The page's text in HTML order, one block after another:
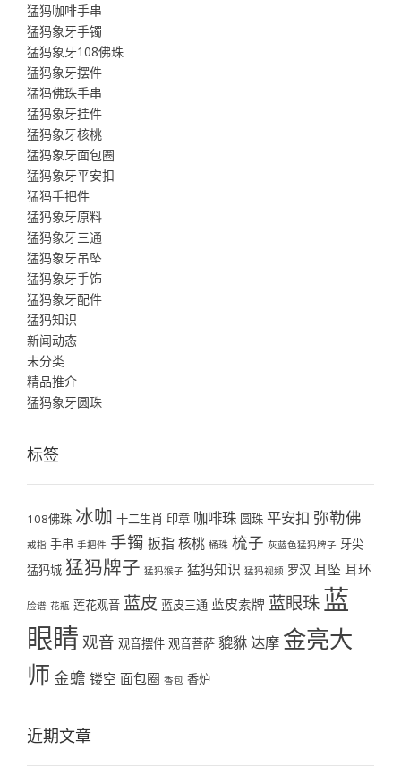
猛犸咖啡手串
猛犸象牙手镯
猛犸象牙108佛珠
猛犸象牙摆件
猛犸佛珠手串
猛犸象牙挂件
猛犸象牙核桃
猛犸象牙面包圈
猛犸象牙平安扣
猛犸手把件
猛犸象牙原料
猛犸象牙三通
猛犸象牙吊坠
猛犸象牙手饰
猛犸象牙配件
猛犸知识
新闻动态
未分类
精品推介
猛犸象牙圆珠
标签
108佛珠 冰咖 十二生肖 印章 咖啡珠 圆珠 平安扣 弥勒佛
戒指 手串 手把件 手镯 扳指 核桃 桶珠 梳子 灰蓝色猛犸牌子 牙尖
猛犸城 猛犸牌子 猛犸猴子 猛犸知识 猛犸视频 罗汉 耳坠 耳环
脸谱 花瓶 莲花观音 蓝皮 蓝皮三通 蓝皮素牌 蓝眼珠蓝
眼睛 观音 观音摆件 观音菩萨 貔貅达摩 金亮大
师 金蟾 镂空 面包圈 香包 香炉
近期文章